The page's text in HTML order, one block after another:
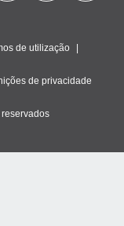
de utilização
de privacidade